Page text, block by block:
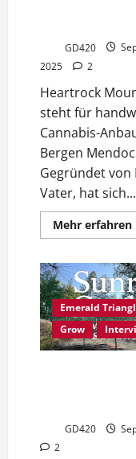
GD420
2025
2
Heartrock
steht für
Cannabis-
Bergen
Gegründet von
Vater, hat sich...
Mehr erfahren
Emerald
Grow
GD420
2